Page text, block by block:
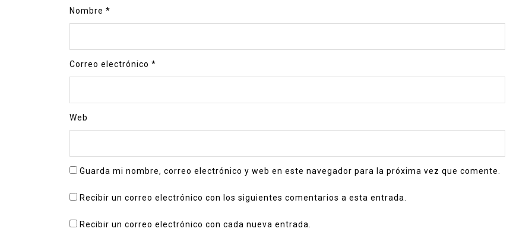
Nombre *
Correo electrónico *
Web
Guarda mi nombre, correo electrónico y web en este navegador para la próxima vez que comente.
Recibir un correo electrónico con los siguientes comentarios a esta entrada.
Recibir un correo electrónico con cada nueva entrada.